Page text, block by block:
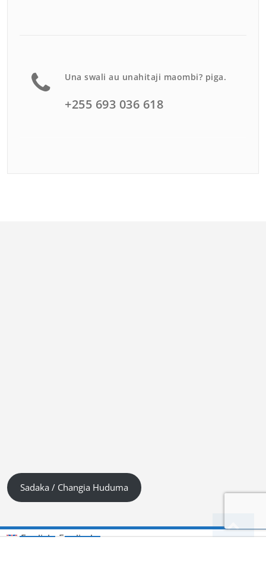
Una swali au unahitaji maombi? piga.
+255 693 036 618
Sadaka / Changia Huduma
English( Englisch)